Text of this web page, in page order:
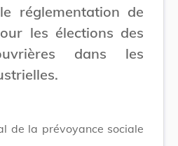
réglementation de
les élections des
dans les
de la prévoyance sociale